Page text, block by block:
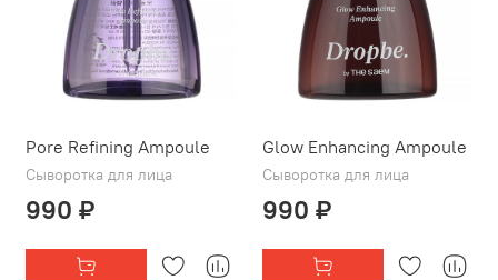
Pore Refining Ampoule
Сыворотка для лица
990 ₽
Glow Enhancing Ampoule
Сыворотка для лица
990 ₽